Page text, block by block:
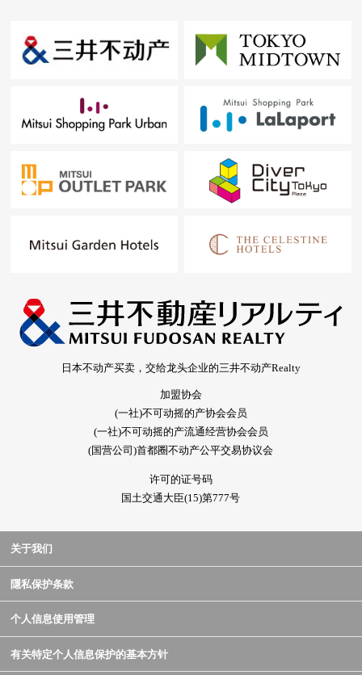
日本不动产买卖，交给龙头企业的三井不动产Realty
加盟协会
(一社)不可动摇的产协会会员
(一社)不可动摇的产流通经营协会会员
(国营公司)首都圈不动产公平交易协议会
许可的证号码
国土交通大臣(15)第777号
关于我们
隱私保护条款
个人信息使用管理
有关特定个人信息保护的基本方针